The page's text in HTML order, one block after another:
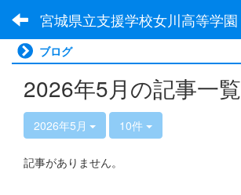
宮城県立支援学校女川高等学園
ブログ
2026年5月の記事一覧
2026年5月 10件
記事がありません。